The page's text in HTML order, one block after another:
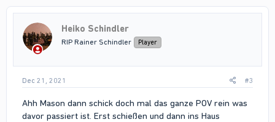
Heiko Schindler
RIP Rainer Schindler Player
Dec 21, 2021 #3
Ahh Mason dann schick doch mal das ganze POV rein was
davor passiert ist. Erst schießen und dann ins Haus